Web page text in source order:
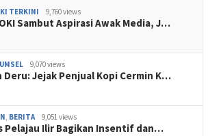
TERKINI 9,760 views
Sambut Aspirasi Awak Media, J…
9,070 views
Deru: Jejak Penjual Kopi Cermin K…
, BERITA 9,051 views
Pelajau Ilir Bagikan Insentif dan…